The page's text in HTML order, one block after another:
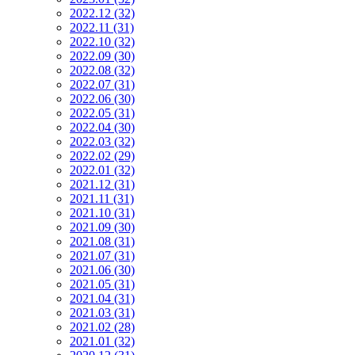
2022.12 (32)
2022.11 (31)
2022.10 (32)
2022.09 (30)
2022.08 (32)
2022.07 (31)
2022.06 (30)
2022.05 (31)
2022.04 (30)
2022.03 (32)
2022.02 (29)
2022.01 (32)
2021.12 (31)
2021.11 (31)
2021.10 (31)
2021.09 (30)
2021.08 (31)
2021.07 (31)
2021.06 (30)
2021.05 (31)
2021.04 (31)
2021.03 (31)
2021.02 (28)
2021.01 (32)